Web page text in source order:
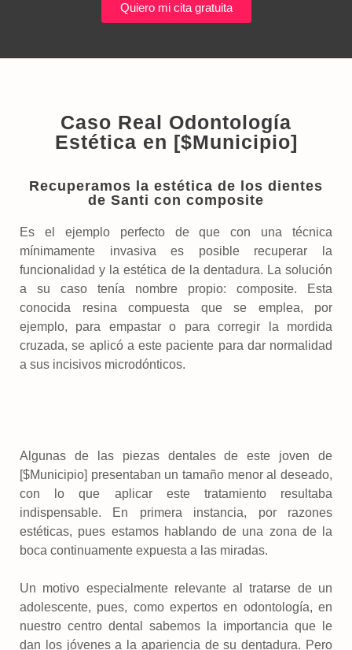
Quiero mi cita gratuita
Caso Real Odontología
Estética en [$Municipio]
Recuperamos la estética de los dientes
de Santi con composite
Es el ejemplo perfecto de que con una técnica
mínimamente invasiva es posible recuperar la
funcionalidad y la estética de la dentadura. La solución
a su caso tenía nombre propio: composite. Esta
conocida resina compuesta que se emplea, por
ejemplo, para empastar o para corregir la mordida
cruzada, se aplicó a este paciente para dar normalidad
a sus incisivos microdónticos.
Algunas de las piezas dentales de este joven de
[$Municipio] presentaban un tamaño menor al deseado,
con lo que aplicar este tratamiento resultaba
indispensable. En primera instancia, por razones
estéticas, pues estamos hablando de una zona de la
boca continuamente expuesta a las miradas.
Un motivo especialmente relevante al tratarse de un
adolescente, pues, como expertos en odontología, en
nuestro centro dental sabemos la importancia que le
dan los jóvenes a la apariencia de su dentadura. Pero